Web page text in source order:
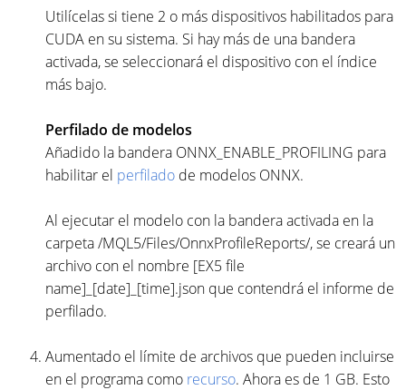
Utilícelas si tiene 2 o más dispositivos habilitados para
CUDA en su sistema. Si hay más de una bandera
activada, se seleccionará el dispositivo con el índice
más bajo.
Perfilado de modelos
Añadido la bandera ONNX_ENABLE_PROFILING para
habilitar el perfilado de modelos ONNX.
Al ejecutar el modelo con la bandera activada en la
carpeta /MQL5/Files/OnnxProfileReports/, se creará un
archivo con el nombre [EX5 file
name]_[date]_[time].json que contendrá el informe de
perfilado.
Aumentado el límite de archivos que pueden incluirse
en el programa como recurso. Ahora es de 1 GB. Esto